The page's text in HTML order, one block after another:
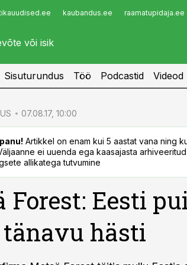
kaubandus.ee raamatupidaja.ee
Infopank
Sisuturundus Töö Podcastid Videod
07.08.17, 10:00
Artikkel on enam kui 5 aastat vana ning
ei uuenda ega kaasajasta
allikatega tutvumine
Forest: Eesti
tänavu hästi